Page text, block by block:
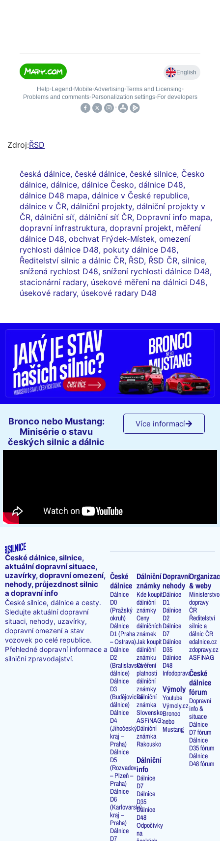
Zdroj:ŘSD
česká dálnice, české dálnice, české silnice, Česko
dálnice, dálnice, dálnice Česko, dálnice D48,
dálnice D48 mapa, dálnice v České republice,
dálnice v ČR, dálniční projekty, dálniční projekty v
ČR, dálniční síť, dálniční síť ČR, Dopravní info mapa,
dopravní infrastruktura, dopravní projekt, měření
dálnice D48, obchvat Frýdek-Místek, omezení
rychlosti dálnice D48, pokuty dálnice D48,
Ředitelství silnic a dálnic ČR, ŘSD, ŘSD ČR, silnice,
snížená rychlost D48, snížení rychlosti dálnice D48,
stacionární radary, úsekové měření na dálnici D48,
úsekové radary, úsekové radary D48
Bronco nebo Mustang:
Minisérie o stavu
českých silnic a dálnic
Více informací
České dálnice, silnice,
aktuální dopravní situace,
uzavírky, dopravní omezení,
nehody, průjezdnost silnic
a dopravní info
České silnice, dálnice a cesty.
Sledujte aktuální dopravní
situaci, nehody, uzavírky,
dopravní omezení a stav
vozovek po celé republice.
Přehledné dopravní informace a
silniční zpravodajství.
České
dálnice
Dálnice
D0
(Pražský
okruh)
Dálnice
D1 (Praha
– Ostrava)
Dálnice
D2
(Bratislavská
dálnice)
Dálnice
D3
(Budějovická
dálnice)
Dálnice
D4
(Jihočeský
kraj –
Praha)
Dálnice
D5
(Rozvadov
– Plzeň –
Praha)
Dálnice
D6
(Karlovarský
kraj –
Praha)
Dálnice
D7
Dálniční
známky
Kde koupit
dálniční
známky
Ceny
dálničních
známek
Jak koupit
dálniční
známku
Ověření
platnosti
dálniční
známky
Dálniční
známka
Slovensko
ASFiNAG:
Dálniční
známka
Rakousko
Dálniční
info
Dálnice
D7
Dálnice
D35
Dálnice
D48
Odpočívky
na
Dopravní
nehody
Dálnice
D1
Dálnice
D2
Dálnice
D7
Dálnice
D35
Dálnice
D48
Infodoprava
Výmoly
Youtube
Výmoly.cz
Bronco
nebo
Mustang
& weby
Ministerstvo
dopravy
ČR
Ředitelství
silnic a
dálnic ČR
edalnice.cz
zdopravy.cz
ASFiNAG
České
dálnice
fórum
Dopravní
info &
situace
Dálnice
D7 fórum
Dálnice
D35 fórum
Dálnice
D48 fórum